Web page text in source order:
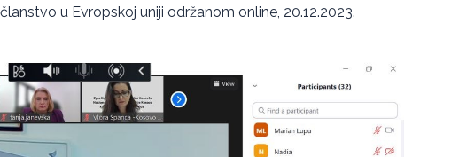
u Evropskoj uniji održanom online, 20.12.2023.